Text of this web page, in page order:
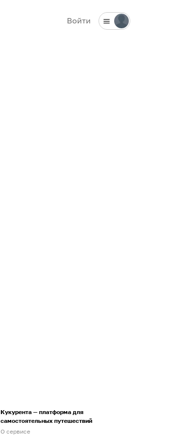
Войти
Кукурента — платформа для
самостоятельных путешествий
О сервисе